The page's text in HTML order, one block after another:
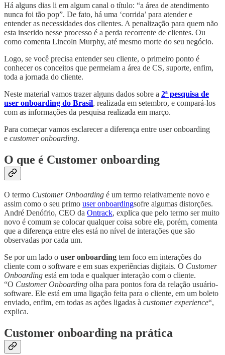
Há alguns dias li em algum canal o título: “a área de atendimento
nunca foi tão pop”. De fato, há uma ‘corrida’ para atender e
entender as necessidades dos clientes. A penalização para quem não
esta inserido nesse processo é a perda recorrente de clientes. Ou
como comenta Lincoln Murphy, até mesmo morte do seu negócio.
Logo, se você precisa entender seu cliente, o primeiro ponto é
conhecer os conceitos que permeiam a área de CS, suporte, enfim,
toda a jornada do cliente.
Neste material vamos trazer alguns dados sobre a 2ª pesquisa de
user onboarding do Brasil, realizada em setembro, e compará-los
com as informações da pesquisa realizada em março.
Para começar vamos esclarecer a diferença entre user onboarding
e customer onboarding.
O que é Customer onboarding
O termo Customer Onboarding é um termo relativamente novo e
assim como o seu primo user onboardingsofre algumas distorções.
André Denófrio, CEO da Ontrack, explica que pelo termo ser muito
novo é comum se colocar qualquer coisa sobre ele, porém, comenta
que a diferença entre eles está no nível de interações que são
observadas por cada um.
Se por um lado o user onboarding tem foco em interações do
cliente com o software e em suas experiências digitais. O Customer
Onboarding está em toda e qualquer interação com o cliente.
“O Customer Onboarding olha para pontos fora da relação usuário-
software. Ele está em uma ligação feita para o cliente, em um boleto
enviado, enfim, em todas as ações ligadas à customer experience“,
explica.
Customer onboarding na prática